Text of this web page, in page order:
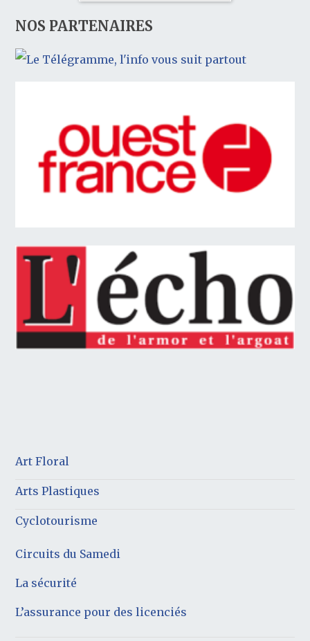
NOS PARTENAIRES
Art Floral
Arts Plastiques
Cyclotourisme
Circuits du Samedi
La sécurité
L’assurance pour des licenciés